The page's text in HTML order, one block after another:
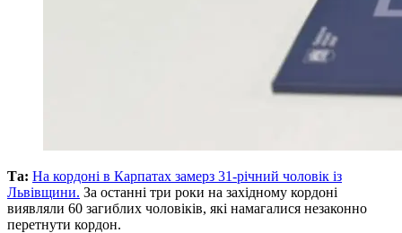
Та: На кордоні в Карпатах замерз 31-річний чоловік із
Львівщини. За останні три роки на західному кордоні
виявляли 60 загиблих чоловіків, які намагалися незаконно
перетнути кордон.